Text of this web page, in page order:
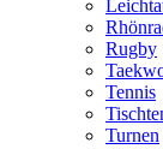
Rugby
Tennis
Turnen